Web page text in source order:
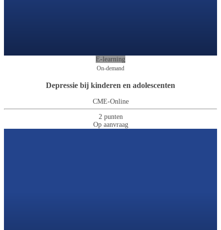
E-learning
On-demand
Depressie bij kinderen en adolescenten
CME-Online
2 punten
Op aanvraag